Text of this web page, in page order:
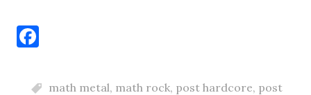
cmath metal, math rock, post hardcore, post